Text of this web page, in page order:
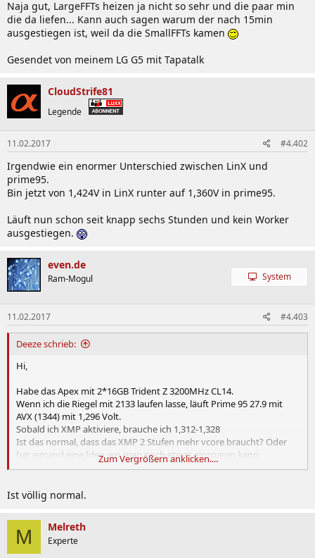
Naja gut, LargeFFTs heizen ja nicht so sehr und die paar min
die da liefen... Kann auch sagen warum der nach 15min
ausgestiegen ist, weil da die SmallFFTs kamen
Gesendet von meinem LG G5 mit Tapatalk
CloudStrife81
Legende
11.02.2017 #4.402
Irgendwie ein enormer Unterschied zwischen LinX und
prime95.
Bin jetzt von 1,424V in LinX runter auf 1,360V in prime95.
Läuft nun schon seit knapp sechs Stunden und kein Worker
ausgestiegen.
even.de
Ram-Mogul System
11.02.2017 #4.403
Deeze schrieb:
Hi,
Habe das Apex mit 2*16GB Trident Z 3200MHz CL14.
Wenn ich die Riegel mit 2133 laufen lasse, läuft Prime 95 27.9 mit
AVX (1344) mit 1,296 Volt.
Sobald ich XMP aktiviere, brauche ich 1,312-1,328
Ist das normal, dass das XMP 2 Stufen mehr vcore braucht? Oder
hat jemand eine Idee, wo man noch etwas einsparen kann.
Vdimm 1,35 sa/io 1,15/1.10
Danke und Gruß
Edit CPU ist geköpft und wird aktuell von einer Corsair AIO gekühlt.
Temps pendeln zwischen 55-65 Grad.
Zum Vergrößern anklicken....
Ist völlig normal.
M Melreth
Experte